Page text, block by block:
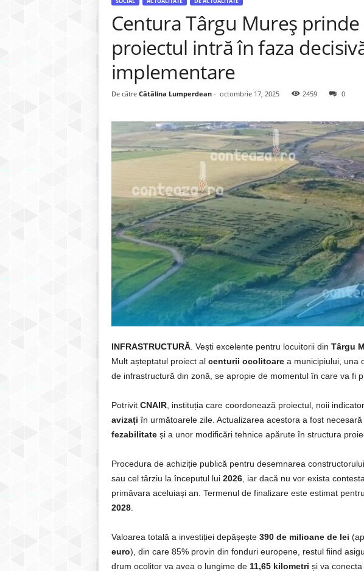
Centura Târgu Mureș
proiectul intră în faza
implementare
De către Cătălina Lumperdean- octombrie 17, 2025 2459 0
INFRASTRUCTURĂ. Vești excelente pentru locuitorii din Târgu
Mult așteptatul proiect al centurii ocolitoarea municipiului, una
de infrastructură din zonă, se apropie de momentul în care va fi
Potrivit CNAIR, instituția care coordonează proiectul, noii
avizați în următoarele zile. Actualizarea acestora a fost
fezabilitateși a unor modificări tehnice apărute în structura
Procedura de achiziție publică pentru desemnarea
sau cel târziu la începutul lui 2026, iar dacă nu vor exista
primăvara aceluiași an. Termenul de finalizare este estimat
2028.
Valoarea totală a investiției depășește 390 de milioane de lei
euro), din care 85% provin din fonduri europene, restul fiind
drum ocolitor va avea o lungime de 11,65 kilometri și va